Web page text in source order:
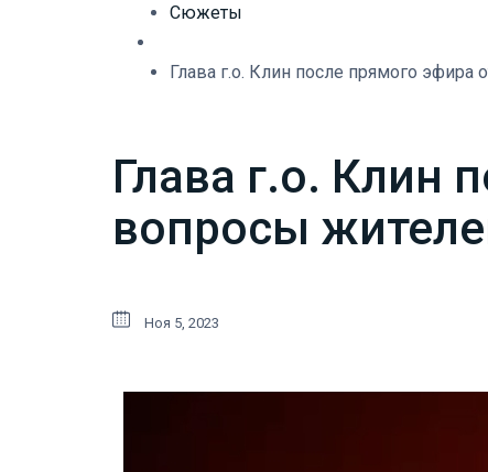
Сюжеты
Глава г.о. Клин после прямого эфира
Глава г.о. Клин
вопросы
Ноя 5, 2023